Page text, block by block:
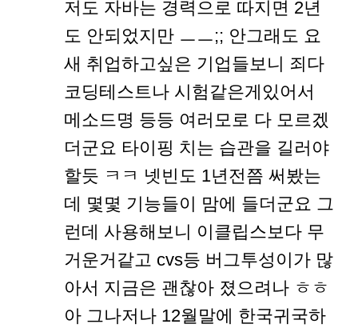
저도 자바는 경력으로 따지면 2년
도 안되었지만 ㅡㅡ;; 안그래도 요
새 취업하고싶은 기업들보니 죄다
코딩테스트나 시험같은게있어서
메소드명 등등 여러모로 다 모르겠
더군요 타이핑 치는 습관을 길러야
할듯 ㅋㅋ 넷빈도 1년전쯤 써봤는
데 몇몇 기능들이 맘에 들더군요 그
런데 사용해보니 이클립스보다 무
거운거같고 cvs등 버그투성이가 많
아서 지금은 괜찮아 졌으려나 ㅎㅎ
아 그나저나 12월말에 한국귀국하